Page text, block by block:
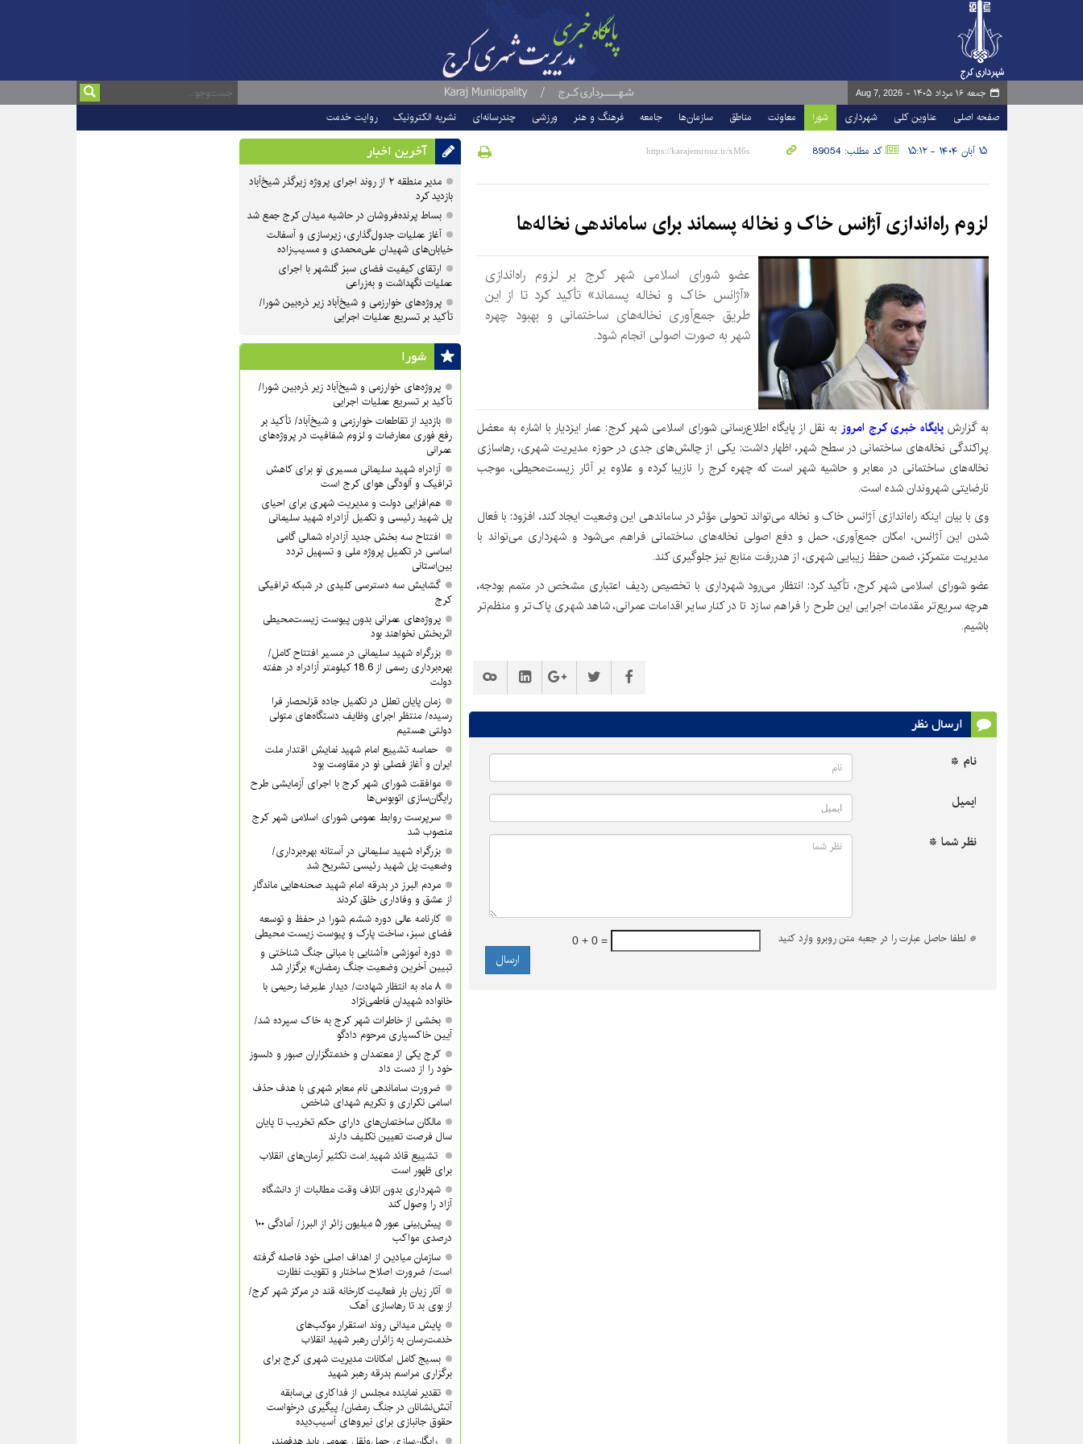
جمعه ۱۶ مرداد ۱۴۰۵ - Aug 7, 2026
صفحه اصلی عناوین کلی شهرداری شورا معاونت مناطق سازمان‌ها جامعه فرهنگ و هنر ورزشی چندرسانه‌ای نشریه الکترونیک روایت خدمت
۱۵ آبان ۱۴۰۴ - ۱۵:۱۲ کد مطلب: 89054
لزوم راه‌اندازی آژانس خاک و نخاله پسماند برای ساماندهی نخاله‌ها
عضو شورای اسلامی شهر کرج بر لزوم راه‌اندازی
«آژانس خاک و نخاله پسماند» تأکید کرد تا از این
طریق جمع‌آوری نخاله‌های ساختمانی و بهبود چهره
شهر به صورت اصولی انجام شود.
به گزارش پایگاه خبری کرج امروز به نقل از پایگاه اطلاع‌رسانی شورای اسلامی شهر کرج: عمار ایزدیار با اشاره به معضل
پراکندگی نخاله‌های ساختمانی در سطح شهر، اظهار داشت: یکی از چالش‌های جدی در حوزه مدیریت شهری، رهاسازی
نخاله‌های ساختمانی در معابر و حاشیه شهر است که چهره کرج را نازیبا کرده و علاوه بر آثار زیست‌محیطی، موجب
نارضایتی شهروندان شده است.
وی با بیان اینکه راه‌اندازی آژانس خاک و نخاله می‌تواند تحولی مؤثر در ساماندهی این وضعیت ایجاد کند، افزود: با فعال
شدن این آژانس، امکان جمع‌آوری، حمل و دفع اصولی نخاله‌های ساختمانی فراهم می‌شود و شهرداری می‌تواند با
مدیریت متمرکز، ضمن حفظ زیبایی شهری، از هدررفت منابع نیز جلوگیری کند.
عضو شورای اسلامی شهر کرج، تأکید کرد: انتظار می‌رود شهرداری با تخصیص ردیف اعتباری مشخص در متمم بودجه،
هرچه سریع‌تر مقدمات اجرایی این طرح را فراهم سازد تا در کنار سایر اقدامات عمرانی، شاهد شهری پاک‌تر و منظم‌تر
باشیم.
ارسال نظر
نام *
ایمیل
نظر شما *
* لطفا حاصل عبارت را در جعبه متن روبرو وارد کنید 0 + 0 =
آخرین اخبار
مدیر منطقه ۲ از روند اجرای پروژه زیرگذر شیخ‌آباد
بازدید کرد
بساط پرنده‌فروشان در حاشیه میدان کرج جمع شد
آغاز عملیات جدول‌گذاری، زیرسازی و آسفالت
خیابان‌های شهیدان علی‌محمدی و مسیب‌زاده
ارتقای کیفیت فضای سبز گلشهر با اجرای
عملیات نگهداشت و به‌زراعی
پروژه‌های خوارزمی و شیخ‌آباد زیر ذره‌بین شورا/
تأکید بر تسریع عملیات اجرایی
شورا
پروژه‌های خوارزمی و شیخ‌آباد زیر ذره‌بین شورا/
تأکید بر تسریع عملیات اجرایی
بازدید از تقاطعات خوارزمی و شیخ‌آباد/ تأکید بر
رفع فوری معارضات و لزوم شفافیت در پروژه‌های
عمرانی
آزادراه شهید سلیمانی مسیری نو برای کاهش
ترافیک و آلودگی هوای کرج است
هم‌افزایی دولت و مدیریت شهری برای احیای
پل شهید رئیسی و تکمیل آزادراه شهید سلیمانی
افتتاح سه بخش جدید آزادراه شمالی گامی
اساسی در تکمیل پروژه ملی و تسهیل تردد
بین‌استانی
گشایش سه دسترسی کلیدی در شبکه ترافیکی
کرج
پروژه‌های عمرانی بدون پیوست زیست‌محیطی
اثربخش نخواهند بود
بزرگراه شهید سلیمانی در مسیر افتتاح کامل/
بهره‌برداری رسمی از 18.6 کیلومتر آزادراه در هفته
دولت
زمان پایان تعلل در تکمیل جاده قزلحصار فرا
رسیده/ منتظر اجرای وظایف دستگاه‌های متولی
دولتی هستیم
حماسه تشییع امام شهید نمایش اقتدار ملت
ایران و آغاز فصلی نو در مقاومت بود
موافقت شورای شهر کرج با اجرای آزمایشی طرح
رایگان‌سازی اتوبوس‌ها
سرپرست روابط عمومی شورای اسلامی شهر کرج
منصوب شد
بزرگراه شهید سلیمانی در آستانه بهره‌برداری/
وضعیت پل شهید رئیسی تشریح شد
مردم البرز در بدرقه امام شهید صحنه‌هایی ماندگار
از عشق و وفاداری خلق کردند
کارنامه عالی دوره ششم شورا در حفظ و توسعه
فضای سبز، ساخت پارک و پیوست زیست محیطی
دوره آموزشی «آشنایی با مبانی جنگ شناختی و
تبیین آخرین وضعیت جنگ رمضان» برگزار شد
۸ ماه به انتظار شهادت/ دیدار علیرضا رحیمی با
خانواده شهیدان فاطمی‌نژاد
بخشی از خاطرات شهر کرج به خاک سپرده شد/
آیین خاکسپاری مرحوم دادگو
کرج یکی از معتمدان و خدمتگزاران صبور و دلسوز
خود را از دست داد
ضرورت ساماندهی نام‌ معابر شهری با هدف حذف
اسامی تکراری و تکریم شهدای شاخص
مالکان ساختمان‌های دارای حکم تخریب تا پایان
سال فرصت تعیین تکلیف دارند
تشییع قائد شهید ِامت تکثیر آرمان‌های انقلاب
برای ظهور است
شهرداری بدون اتلاف وقت مطالبات از دانشگاه
آزاد را وصول کند
پیش‌بینی عبور ۵ میلیون زائر از البرز/ آمادگی ۱۰۰
درصدی مواکب
سازمان میادین از اهداف اصلی خود فاصله گرفته
است/ ضرورت اصلاح ساختار و تقویت نظارت
آثار زیان بار فعالیت کارخانه قند در مرکز شهر کرج/
از بوی بد تا رهاسازی آهک
پایش میدانی روند استقرار موکب‌های
خدمت‌رسان به زائران رهبر شهید انقلاب
بسیج کامل امکانات مدیریت شهری کرج برای
برگزاری مراسم بدرقه رهبر شهید
تقدیر نماینده مجلس از فداکاری بی‌سابقه
آتش‌نشانان در جنگ رمضان/ پیگیری درخواست
حقوق جانبازی برای نیروهای آسیب‌دیده